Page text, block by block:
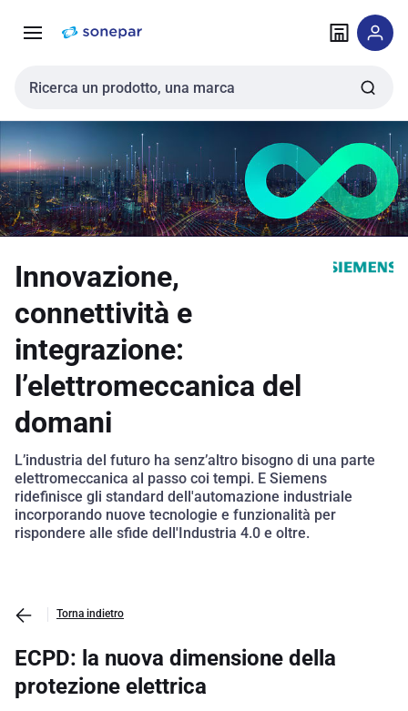
navigazione alla
Cerca input
Innovazione,
connettività e
integrazione:
l’elettromeccanica del
domani
L’industria del futuro ha senz’altro bisogno di una parte
elettromeccanica al passo coi tempi. E Siemens
ridefinisce gli standard dell'automazione industriale
incorporando nuove tecnologie e funzionalità per
rispondere alle sfide dell'Industria 4.0 e oltre.
Torna indietro
ECPD: la nuova dimensione della
protezione elettrica